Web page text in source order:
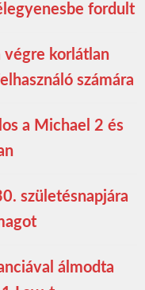
fordult
végre korlátlan
számára
a Michael 2 és
születésnapjára
álmodta